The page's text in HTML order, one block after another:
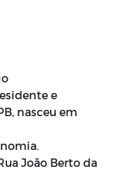
e
nasceu em
João Berto da